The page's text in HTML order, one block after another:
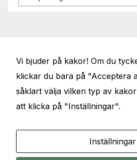
JÖRGENS
Vi bjuder på kakor! Om du
klickar du bara på "Acceptera
såklart välja vilken typ av
att klicka på "Inställningar".
Inställningar